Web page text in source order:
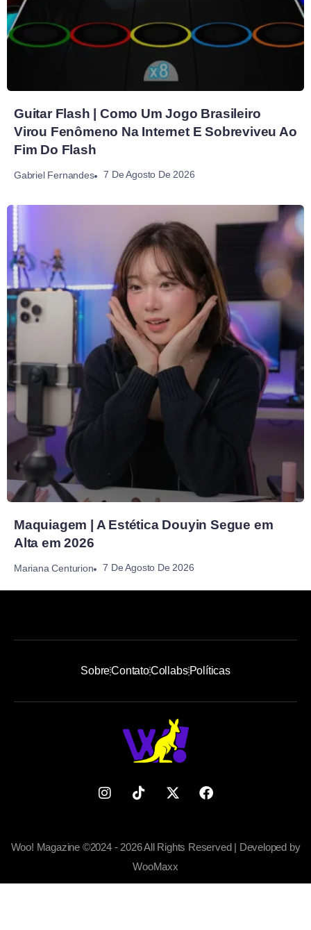
Guitar Flash | Como Um Jogo Brasileiro
Virou Fenômeno Na Internet E Sobreviveu Ao
Fim Do Flash
Gabriel Fernandes 7 De Agosto De 2026
Maquiagem | A Estética Douyin Segue em
Alta em 2026
Mariana Centurion 7 De Agosto De 2026
SobreContatoCollabsPolíticas
Woo! Magazine ©2024 - 2026 All Rights Reserved | Developed by
WooMaxx